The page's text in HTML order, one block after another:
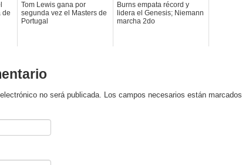
de
Tom Lewis gana por
segunda vez el Masters de
Portugal
Burns empata récord y
lidera el Genesis; Niemann
marcha 2do
no será publicada. Los campos necesarios están marcados